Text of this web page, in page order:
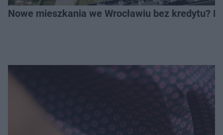
Nowe mieszkania we Wrocławiu bez kredytu?